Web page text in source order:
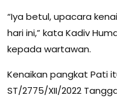
“Iya betul, upacara
hari ini,” kata Kadiv
kepada wartawan.
Kenaikan pangkat Pati
ST/2775/XII/2022